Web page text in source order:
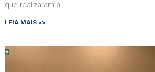
que realizaram a
LEIA MAIS >>